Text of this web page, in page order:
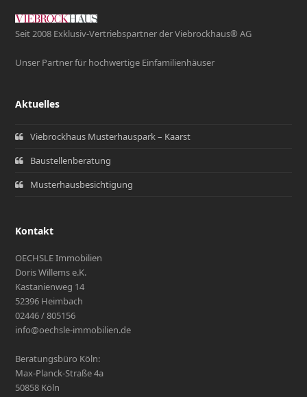
Seit 2008 Exklusiv-Vertriebspartner der Viebrockhaus® AG
Unser Partner für hochwertige Einfamilienhäuser
Aktuelles
Viebrockhaus Musterhauspark – Kaarst
Baustellenberatung
Musterhausbesichtigung
Kontakt
OECHSLE Immobilien
Doris Willems e.K.
Kastanienweg 14
52396 Heimbach
02446 / 805156
info@oechsle-immobilien.de
Beratungsbüro Köln:
Max-Planck-Straße 4a
50858 Köln